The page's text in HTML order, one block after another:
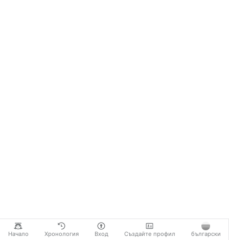
Начало Хронология Вход Създайте профил български